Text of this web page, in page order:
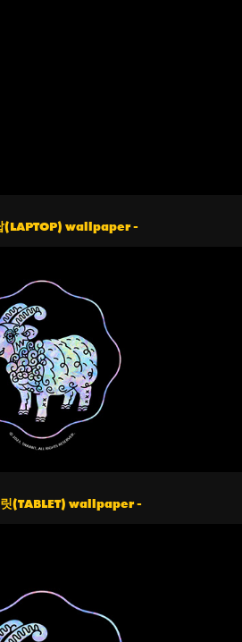
(LAPTOP) wallpaper -
(TABLET) wallpaper -